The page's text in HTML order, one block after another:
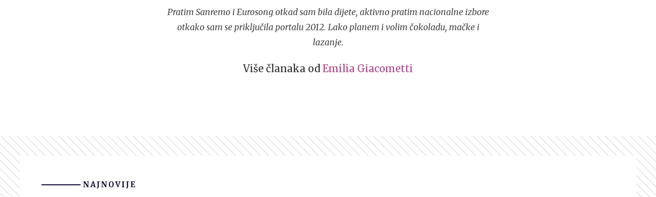
Pratim Sanremo i Eurosong otkad sam bila dijete, aktivno pratim nacionalne izbore
otkako sam se priključila portalu 2012. Lako planem i volim čokoladu, mačke i
lazanje.
Više članaka od Emilia Giacometti
NAJNOVIJE